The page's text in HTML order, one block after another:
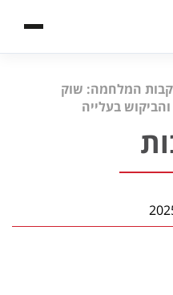
המלחמה: שוק
בעלייה